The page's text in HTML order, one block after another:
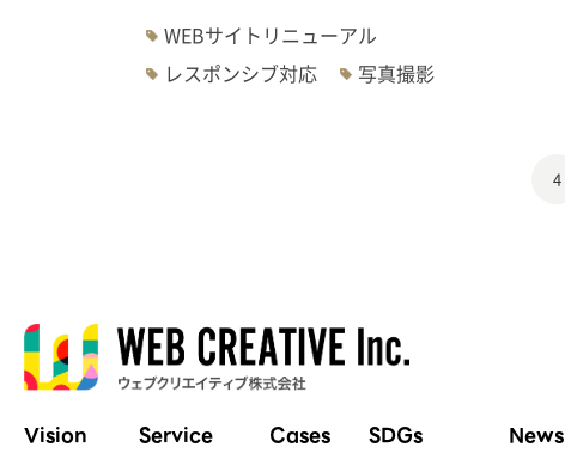
WEBサイトリニューアル
レスポンシブ対応
写真撮影
4
Vision Service Cases SDGs News